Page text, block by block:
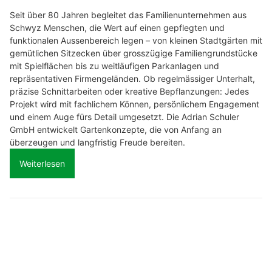
Seit über 80 Jahren begleitet das Familienunternehmen aus
Schwyz Menschen, die Wert auf einen gepflegten und
funktionalen Aussenbereich legen – von kleinen Stadtgärten mit
gemütlichen Sitzecken über grosszügige Familiengrundstücke
mit Spielflächen bis zu weitläufigen Parkanlagen und
repräsentativen Firmengeländen. Ob regelmässiger Unterhalt,
präzise Schnittarbeiten oder kreative Bepflanzungen: Jedes
Projekt wird mit fachlichem Können, persönlichem Engagement
und einem Auge fürs Detail umgesetzt. Die Adrian Schuler
GmbH entwickelt Gartenkonzepte, die von Anfang an
überzeugen und langfristig Freude bereiten.
Weiterlesen